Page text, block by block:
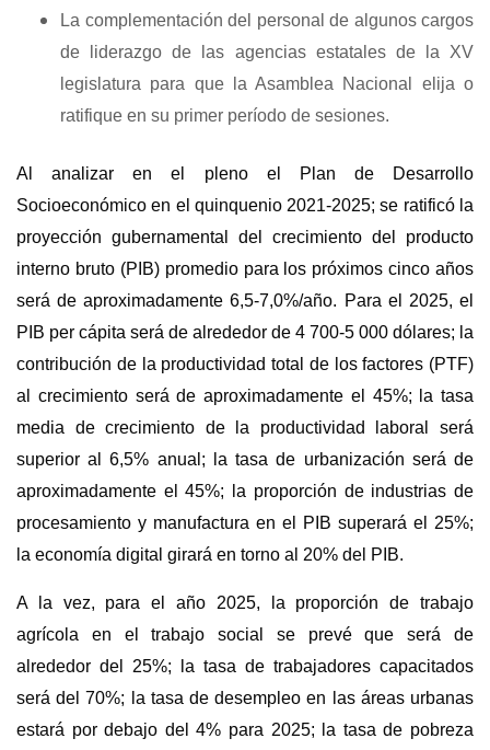
La complementación del personal de algunos cargos
de liderazgo de las agencias estatales de la XV
legislatura para que la Asamblea Nacional elija o
ratifique en su primer período de sesiones.
Al analizar en el pleno el Plan de Desarrollo
Socioeconómico en el quinquenio 2021-2025; se ratificó la
proyección gubernamental del crecimiento del producto
interno bruto (PIB) promedio para los próximos cinco años
será de aproximadamente 6,5-7,0%/año. Para el 2025, el
PIB per cápita será de alrededor de 4 700-5 000 dólares; la
contribución de la productividad total de los factores (PTF)
al crecimiento será de aproximadamente el 45%; la tasa
media de crecimiento de la productividad laboral será
superior al 6,5% anual; la tasa de urbanización será de
aproximadamente el 45%; la proporción de industrias de
procesamiento y manufactura en el PIB superará el 25%;
la economía digital girará en torno al 20% del PIB.
A la vez, para el año 2025, la proporción de trabajo
agrícola en el trabajo social se prevé que será de
alrededor del 25%; la tasa de trabajadores capacitados
será del 70%; la tasa de desempleo en las áreas urbanas
estará por debajo del 4% para 2025; la tasa de pobreza